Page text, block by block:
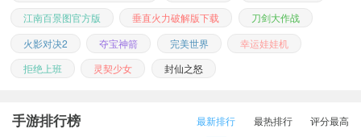
江南百景图官方版
垂直火力破解版下载
刀剑大作战
火影对决2
夺宝神箭 完美世界
幸运娃娃机
拒绝上班
灵契少女 封仙之怒
手游排行榜 最新排行 最热排行 评分最高